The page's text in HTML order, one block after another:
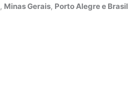
, Minas Gerais, Porto Alegre e Brasil